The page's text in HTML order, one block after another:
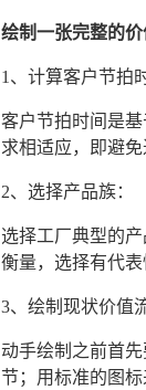
绘制一张完整的价
1、计算客户节拍
客户节拍时间是
求相适应，即避
2、选择产品族：
选择工厂典型的
衡量，选择有代表
3、绘制现状价值
动手绘制之前首
节；用标准的图